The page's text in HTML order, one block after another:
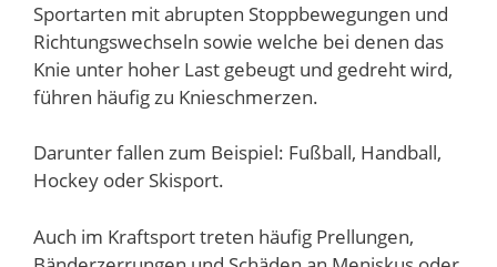
Sportarten mit abrupten Stoppbewegungen und
Richtungswechseln sowie welche bei denen das
Knie unter hoher Last gebeugt und gedreht wird,
führen häufig zu Knieschmerzen.
Darunter fallen zum Beispiel: Fußball, Handball,
Hockey oder Skisport.
Auch im Kraftsport treten häufig Prellungen,